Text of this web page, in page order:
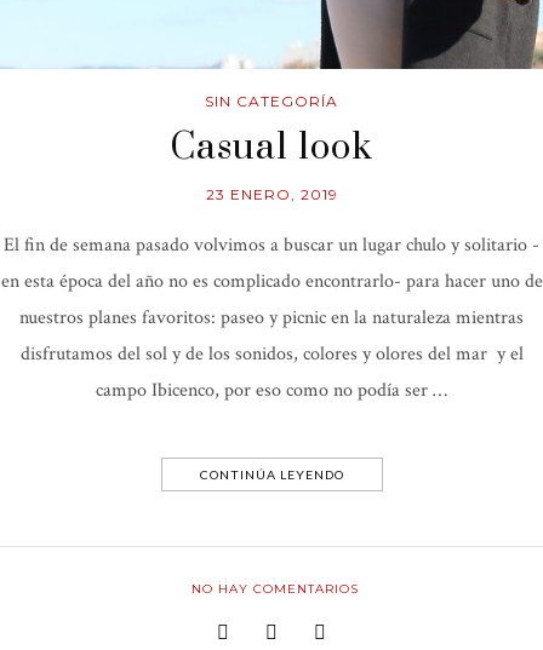
SIN CATEGORÍA
Casual look
23 ENERO, 2019
El fin de semana pasado volvimos a buscar un lugar chulo y solitario -
en esta época del año no es complicado encontrarlo- para hacer uno de
nuestros planes favoritos: paseo y picnic en la naturaleza mientras
disfrutamos del sol y de los sonidos, colores y olores del mar y el
campo Ibicenco, por eso como no podía ser …
CONTINÚA LEYENDO
NO HAY COMENTARIOS